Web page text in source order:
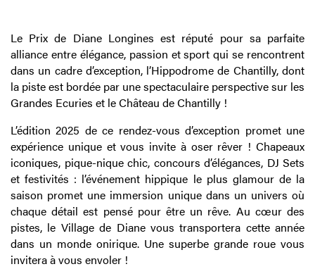
Le Prix de Diane Longines est réputé pour sa parfaite
alliance entre élégance, passion et sport qui se rencontrent
dans un cadre d’exception, l’Hippodrome de Chantilly, dont
la piste est bordée par une spectaculaire perspective sur les
Grandes Ecuries et le Château de Chantilly !
L’édition 2025 de ce rendez-vous d’exception promet une
expérience unique et vous invite à oser rêver ! Chapeaux
iconiques, pique-nique chic, concours d’élégances, DJ Sets
et festivités : l’événement hippique le plus glamour de la
saison promet une immersion unique dans un univers où
chaque détail est pensé pour être un rêve. Au cœur des
pistes, le Village de Diane vous transportera cette année
dans un monde onirique. Une superbe grande roue vous
invitera à vous envoler !